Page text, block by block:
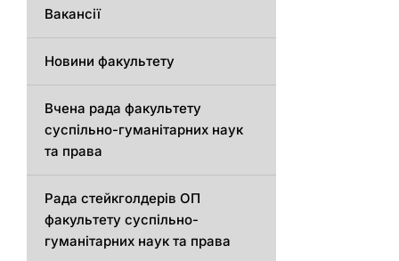
Вакансії
Новини факультету
Вчена рада факультету
суспільно-гуманітарних наук
та права
Рада стейкголдерів ОП
факультету суспільно-
гуманітарних наук та права